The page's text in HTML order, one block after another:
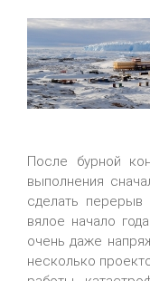
После бурной
выполнения
сделать
вялое начало
очень даже
несколько